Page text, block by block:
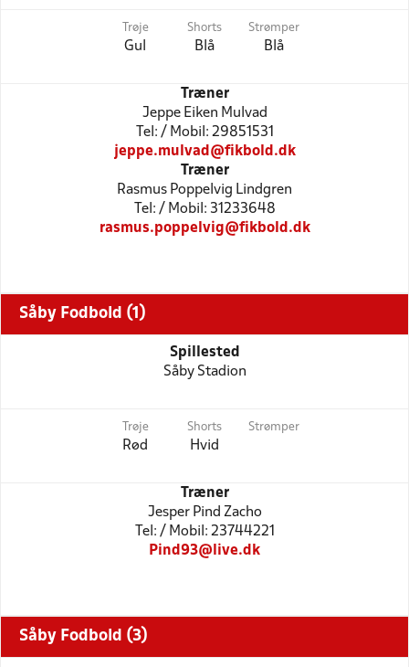
Trøje
Gul
Shorts
Blå
Strømper
Blå
Træner
Jeppe Eiken Mulvad
Tel: / Mobil: 29851531
jeppe.mulvad@fikbold.dk
Træner
Rasmus Poppelvig Lindgren
Tel: / Mobil: 31233648
rasmus.poppelvig@fikbold.dk
Såby Fodbold (1)
Spillested
Såby Stadion
Trøje
Rød
Shorts
Hvid
Strømper
Træner
Jesper Pind Zacho
Tel: / Mobil: 23744221
Pind93@live.dk
Såby Fodbold (3)